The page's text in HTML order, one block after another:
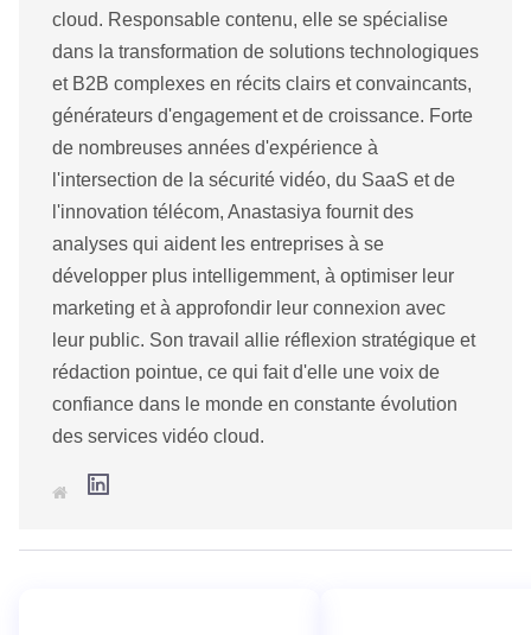
cloud. Responsable contenu, elle se spécialise
dans la transformation de solutions technologiques
et B2B complexes en récits clairs et convaincants,
générateurs d'engagement et de croissance. Forte
de nombreuses années d'expérience à
l'intersection de la sécurité vidéo, du SaaS et de
l'innovation télécom, Anastasiya fournit des
analyses qui aident les entreprises à se
développer plus intelligemment, à optimiser leur
marketing et à approfondir leur connexion avec
leur public. Son travail allie réflexion stratégique et
rédaction pointue, ce qui fait d'elle une voix de
confiance dans le monde en constante évolution
des services vidéo cloud.